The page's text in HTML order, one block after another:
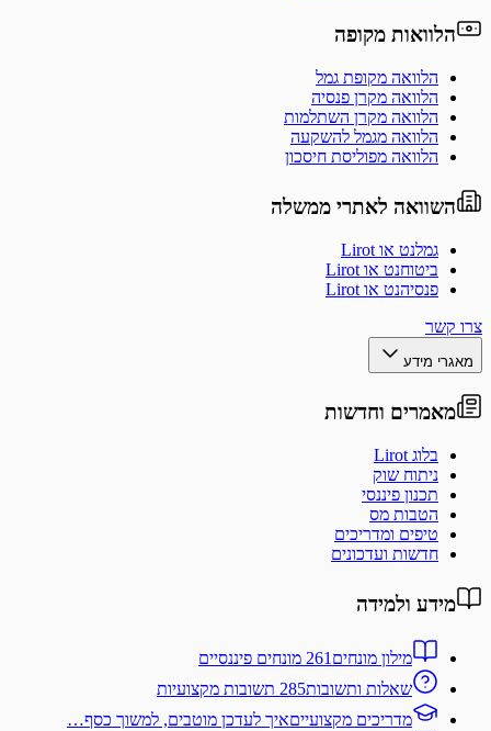
הלוואות מקופה
הלוואה מקופת גמל
הלוואה מקרן פנסיה
הלוואה מקרן השתלמות
הלוואה מגמל להשקעה
הלוואה מפוליסת חיסכון
השוואה לאתרי ממשלה
גמלנט או Lirot
ביטוחנט או Lirot
פנסיהנט או Lirot
צרו קשר
מאגרי מידע
מאמרים וחדשות
בלוג Lirot
ניתוח שוק
תכנון פיננסי
הטבות מס
טיפים ומדריכים
חדשות ועדכונים
מידע ולמידה
מילון מונחים 261 מונחים פיננסיים
שאלות ותשובות285 תשובות מקצועיות
מדריכים מקצועייםאיך לעדכן מוטבים, למשוך כסף…